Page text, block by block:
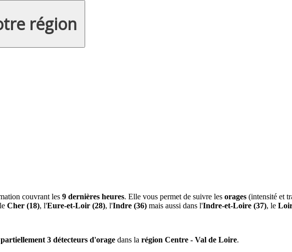
région
couvrant les 9 dernières heures. Elle vous permet de suivre les orages (intensité et
Cher (18), l'Eure-et-Loir (28), l'Indre (36) mais aussi dans l'Indre-et-Loire (37), le
3 détecteurs d'orage dans la région Centre - Val de Loire.